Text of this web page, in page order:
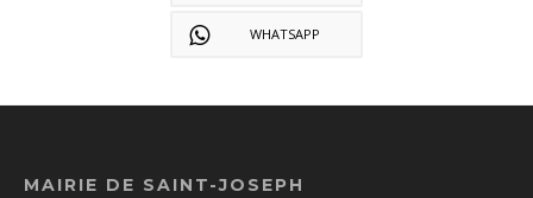
WHATSAPP
MAIRIE DE SAINT-JOSEPH